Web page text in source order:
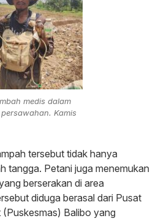
medis dalam
Kamis
tersebut tidak hanya
tangga. Petani juga menemukan
berserakan di area
diduga berasal dari Pusat
Balibo yang